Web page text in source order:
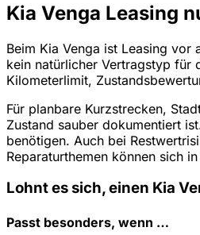
Kia Venga Leasing
Beim Kia Venga ist Leasing
kein natürlicher Vertragstyp für
Kilometerlimit,
Für planbare Kurzstrecken,
Zustand sauber dokumentiert
benötigen. Auch bei
Reparaturthemen können sich
Lohnt es sich, einen Kia
Passt besonders, wenn …